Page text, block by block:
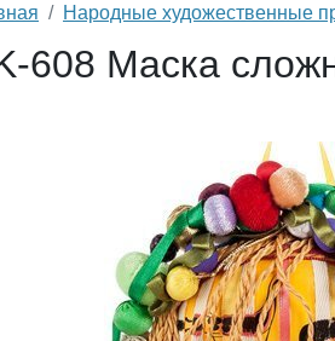
Народные художественные
608 Маска